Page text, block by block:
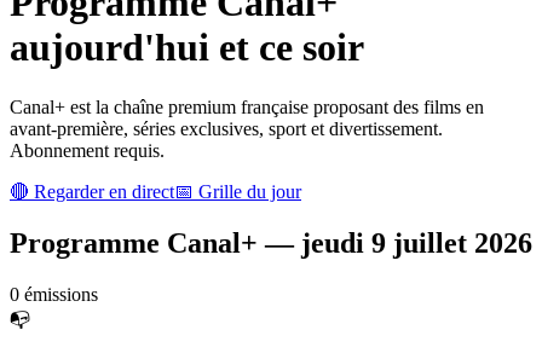
aujourd'hui et ce soir
Canal+ est la chaîne premium française proposant des films en
avant-première, séries exclusives, sport et divertissement.
Abonnement requis.
🔴 Regarder en direct📅 Grille du jour
Programme Canal+ — jeudi 9 juillet 2026
0 émissions
📭